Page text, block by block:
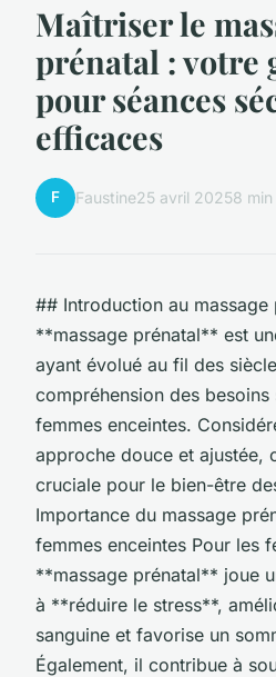
Maîtriser le
prénatal : votre
pour séances
efficaces
F Faustine25 avril 20258
## Introduction au massage
**massage prénatal** est
ayant évolué au fil des
compréhension des
femmes enceintes.
approche douce et ajustée,
cruciale pour le bien-être
Importance du massage
femmes enceintes Pour les
**massage prénatal** joue
à **réduire le stress**,
sanguine et favorise un
Également, il contribue à